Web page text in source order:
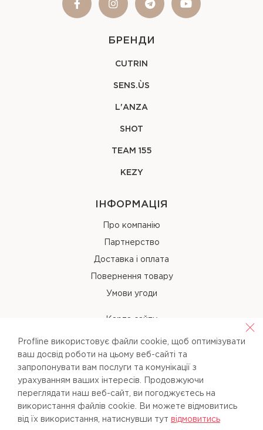
БРЕНДИ
CUTRIN
SENS.ÙS
L'ANZA
SHOT
TEAM 155
KEZY
ІНФОРМАЦІЯ
Про компанію
Партнерство
Доставка і оплата
Повернення товару
Умови угоди
Карта сайту
КОНТАКТИ
+38 (067) 238-97-40
info@pl-beauty.com.ua
Profline використовує файли cookie, щоб оптимізувати
ваш досвід роботи на цьому веб-сайті та
запропонувати вам послуги та комунікації з
урахуванням ваших інтересів. Продовжуючи
переглядати наш веб-сайт, ви погоджуєтесь на
використання файлів cookie. Ви можете вiдмовитись
вiд їх використання, натиснувши тут вiдмовитись